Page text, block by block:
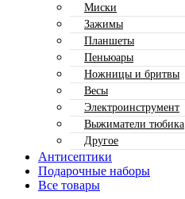
Миски
Зажимы
Планшеты
Пеньюары
Ножницы и бритвы
Весы
Электроинструмент
Выжиматели тюбика
Другое
Антисептики
Подарочные наборы
Все товары